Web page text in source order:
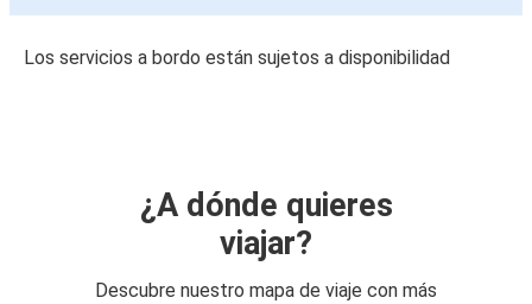
Los servicios a bordo están sujetos a disponibilidad
¿A dónde quieres
viajar?
Descubre nuestro mapa de viaje con más